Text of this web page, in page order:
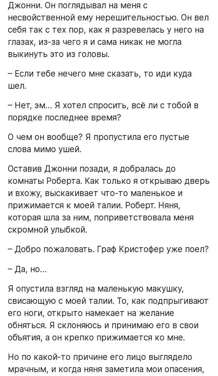
Джонни. Он поглядывал на меня с
несвойственной ему нерешительностью. Он вел
себя так с тех пор, как я разревелась у него на
глазах, из-за чего я и сама никак не могла
выкинуть это из головы.
– Если тебе нечего мне сказать, то иди куда
шел.
– Нет, эм… Я хотел спросить, всё ли с тобой в
порядке последнее время?
О чем он вообще? Я пропустила его пустые
слова мимо ушей.
Оставив Джонни позади, я добралась до
комнаты Роберта. Как только я открываю дверь
и вхожу, выскакивает что-то маленькое и
прижимается к моей талии. Роберт. Няня,
которая шла за ним, поприветствовала меня
скромной улыбкой.
– Добро пожаловать. Граф Кристофер уже поел?
– Да, но…
Я опустила взгляд на маленькую макушку,
свисающую с моей талии. То, как подпрыгивают
его ноги, открыто намекает на желание
обняться. Я склоняюсь и принимаю его в свои
объятия, а он крепко прижимается ко мне.
Но по какой-то причине его лицо выглядело
мрачным, и когда няня заметила мои опасения,